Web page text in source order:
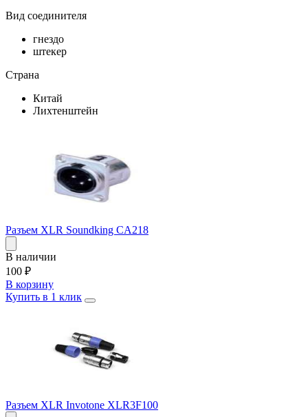
Вид соединителя
гнездо
штекер
Страна
Китай
Лихтенштейн
Разъем XLR Soundking CA218
В наличии
100 ₽
В корзину
Купить в 1 клик
Разъем XLR Invotone XLR3F100